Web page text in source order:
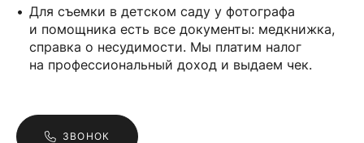
Для съемки в детском саду у фотографа
и помощника есть все документы: медкнижка,
справка о несудимости. Мы платим налог
на профессиональный доход и выдаем чек.
ЗВОНОК